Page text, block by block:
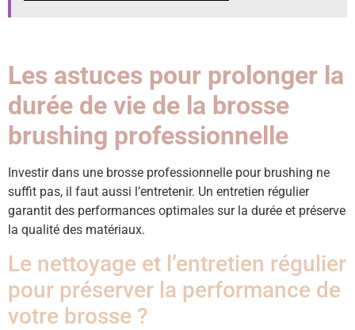
Les astuces pour prolonger la
durée de vie de la brosse
brushing professionnelle
Investir dans une brosse professionnelle pour brushing ne
suffit pas, il faut aussi l’entretenir. Un entretien régulier
garantit des performances optimales sur la durée et préserve
la qualité des matériaux.
Le nettoyage et l’entretien régulier
pour préserver la performance de
votre brosse ?